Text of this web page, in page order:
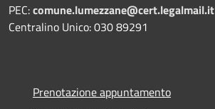
PEC:comune.lumezzane@cert.legalmail.it
Centralino Unico: 030 89291
Prenotazione appuntamento